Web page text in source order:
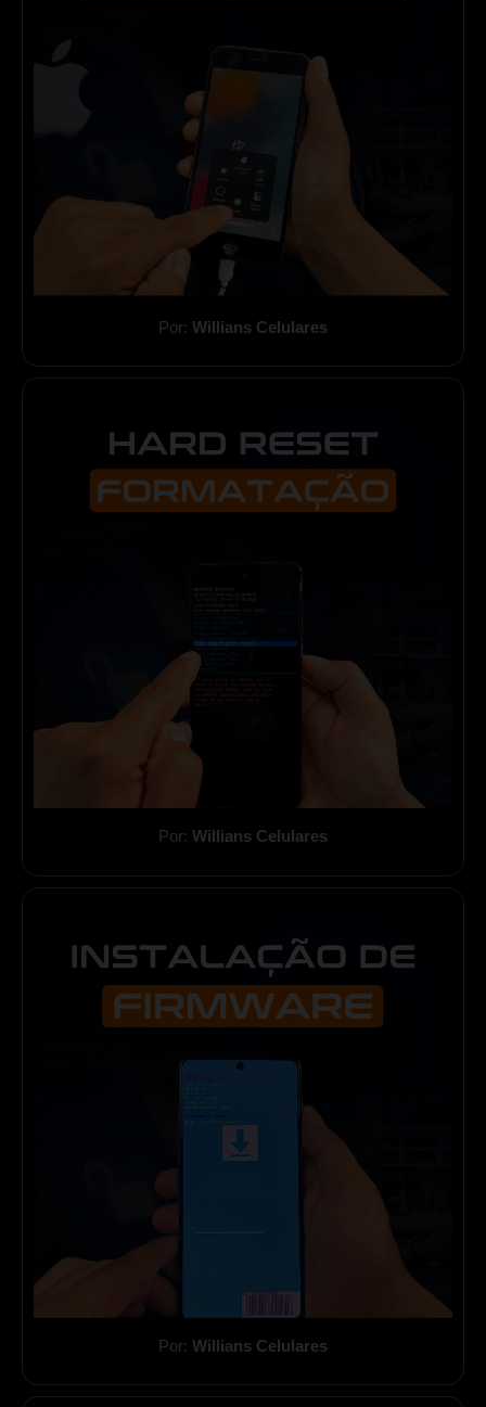
Por: Willians Celulares
Por: Willians Celulares
Por: Willians Celulares